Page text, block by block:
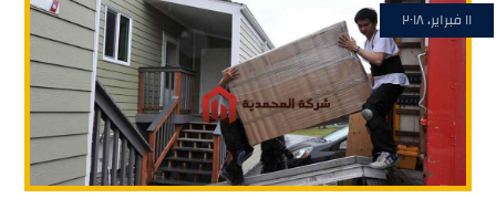
١١ فبراير، ٢٠١٨